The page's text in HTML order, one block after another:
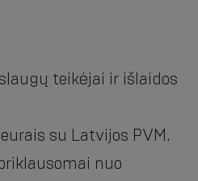
teikėjai ir išlaidos
su Latvijos PVM.
nuo